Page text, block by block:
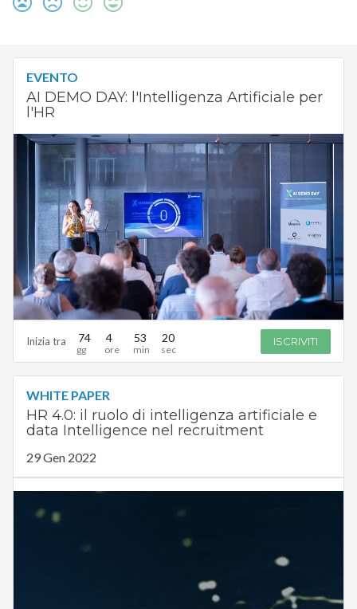
EVENTO
AI DEMO DAY: l'Intelligenza Artificiale per
l'HR
Inizia tra 74 4 53 19 ISCRIVITI
WHITE PAPER
HR 4.0: il ruolo di intelligenza artificiale e
data Intelligence nel recruitment
29 Gen 2022